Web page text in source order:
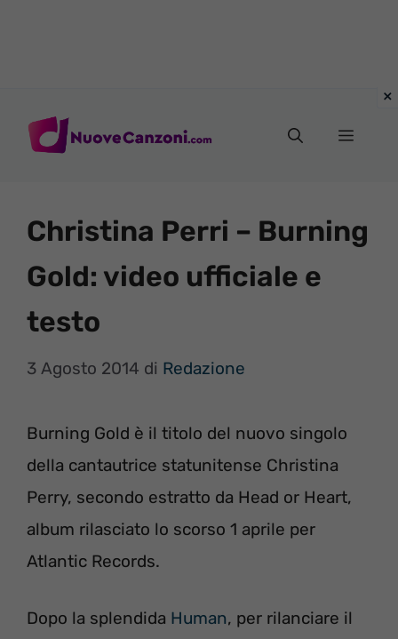
Menu
Christina Perri – Burning
Gold: video ufficiale e
testo
3 Agosto 2014 di Redazione
Burning Gold è il titolo del nuovo singolo
della cantautrice statunitense Christina
Perry, secondo estratto da Head or Heart,
album rilasciato lo scorso 1 aprile per
Atlantic Records.
Dopo la splendida Human, per rilanciare il